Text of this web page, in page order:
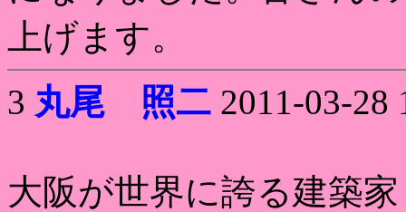
上げます。
3 丸尾 照二 2011-03-28
大阪が世界に誇る建築